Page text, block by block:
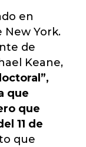
en
New York.
de
Keane,
que
que
11 de
que